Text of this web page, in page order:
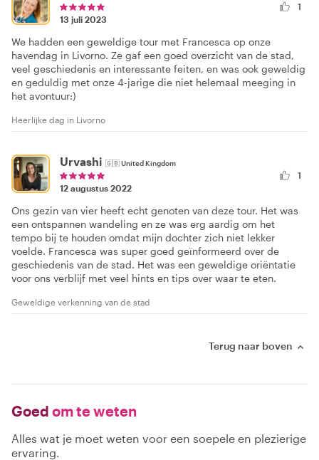
13 juli 2023
1
We hadden een geweldige tour met Francesca op onze
havendag in Livorno. Ze gaf een goed overzicht van de stad,
veel geschiedenis en interessante feiten, en was ook geweldig
en geduldig met onze 4-jarige die niet helemaal meeging in
het avontuur:)
Heerlijke dag in Livorno
Urvashi 🇬🇧United Kingdom
12 augustus 2022
1
Ons gezin van vier heeft echt genoten van deze tour. Het was
een ontspannen wandeling en ze was erg aardig om het
tempo bij te houden omdat mijn dochter zich niet lekker
voelde. Francesca was super goed geïnformeerd over de
geschiedenis van de stad. Het was een geweldige oriëntatie
voor ons verblijf met veel hints en tips over waar te eten.
Geweldige verkenning van de stad
Terug naar boven
Goed om te weten
Alles wat je moet weten voor een soepele en plezierige
ervaring.